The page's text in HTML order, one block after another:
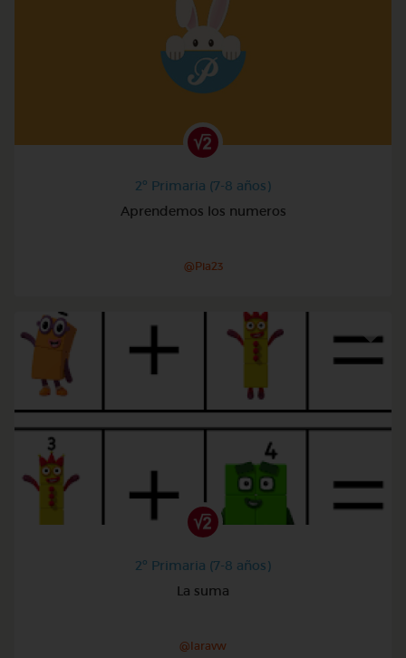
2º Primaria (7-8 años)
Aprendemos los numeros
@Pia23
2º Primaria (7-8 años)
La suma
@Iaravw